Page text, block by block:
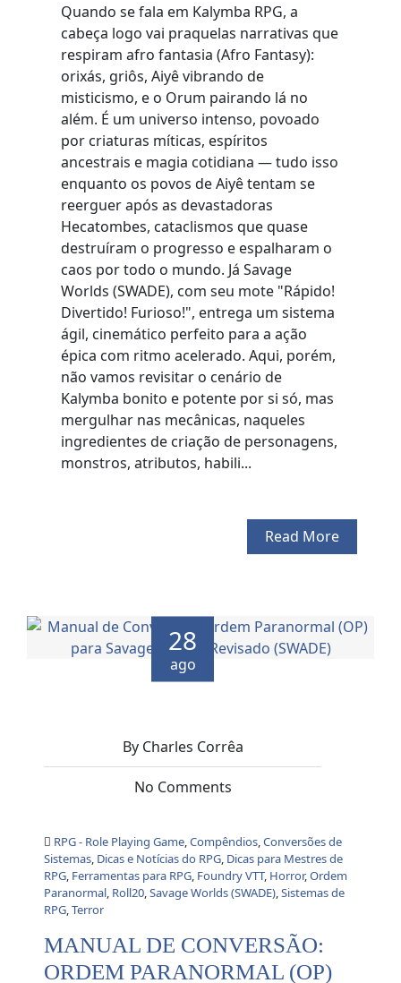
Quando se fala em Kalymba RPG, a
cabeça logo vai praquelas narrativas que
respiram afro fantasia (Afro Fantasy):
orixás, griôs, Aiyê vibrando de
misticismo, e o Orum pairando lá no
além. É um universo intenso, povoado
por criaturas míticas, espíritos
ancestrais e magia cotidiana — tudo isso
enquanto os povos de Aiyê tentam se
reerguer após as devastadoras
Hecatombes, cataclismos que quase
destruíram o progresso e espalharam o
caos por todo o mundo. Já Savage
Worlds (SWADE), com seu mote "Rápido!
Divertido! Furioso!", entrega um sistema
ágil, cinemático perfeito para a ação
épica com ritmo acelerado. Aqui, porém,
não vamos revisitar o cenário de
Kalymba bonito e potente por si só, mas
mergulhar nas mecânicas, naqueles
ingredientes de criação de personagens,
monstros, atributos, habili...
Read More
28
ago
By Charles Corrêa
No Comments
RPG - Role Playing Game,Compêndios,Conversões de
Sistemas, Dicas e Notícias do RPG, Dicas para Mestres de
RPG, Ferramentas para RPG, Foundry VTT, Horror,Ordem
Paranormal, Roll20,Savage Worlds (SWADE),Sistemas de
RPG,Terror
MANUAL DE CONVERSÃO:
ORDEM PARANORMAL (OP)